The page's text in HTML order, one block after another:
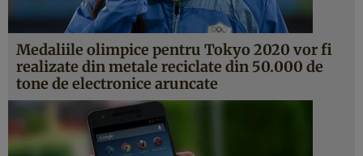
Medaliile olimpice pentru Tokyo 2020 vor fi
realizate din metale reciclate din 50.000 de
tone de electronice aruncate